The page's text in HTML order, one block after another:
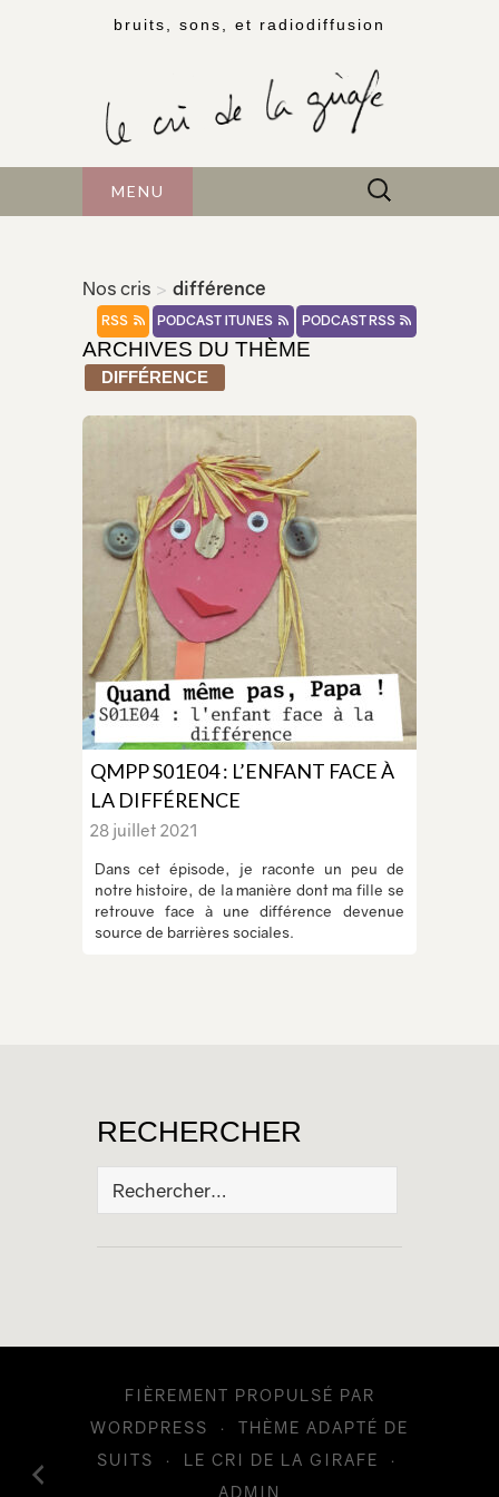
bruits, sons, et radiodiffusion
MENU Rechercher :
Nos cris > différence
PODCAST RSS
PODCAST ITUNES
RSS
ARCHIVES DU THÈME
DIFFÉRENCE
QMPP S01E04 : L’ENFANT FACE À
LA DIFFÉRENCE
28 juillet 2021
Dans cet épisode, je raconte un peu de
notre histoire, de la manière dont ma fille se
retrouve face à une différence devenue
source de barrières sociales.
RECHERCHER
Rechercher :
FIÈREMENT PROPULSÉ PAR
WORDPRESS
·
THÈME ADAPTÉ DE
SUITS
· LE CRI DE LA GIRAFE
·
ADMIN